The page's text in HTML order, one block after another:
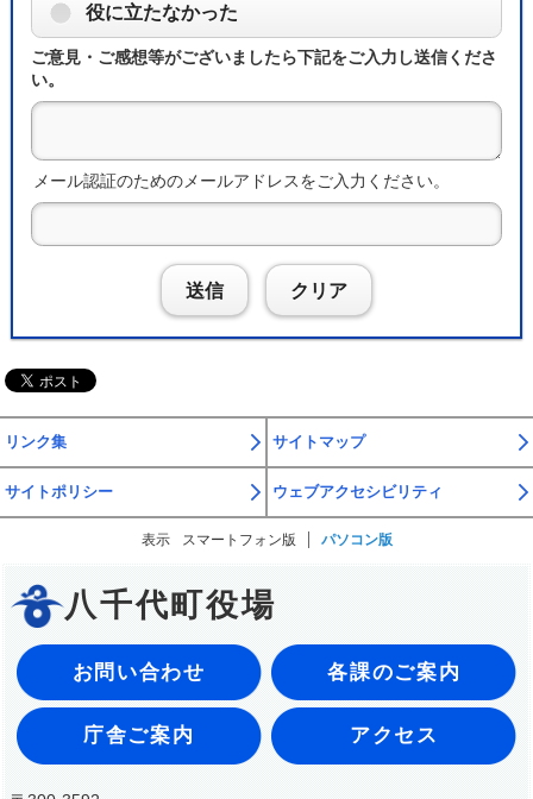
役に立たなかった
ご意見・ご感想等がございましたら下記をご入力し送信くださ
い。
メール認証のためのメールアドレスをご入力ください。
送信 クリア
リンク集 サイトマップ
サイトポリシー ウェブアクセシビリティ
表示 スマートフォン版 パソコン版
八千代町役場
お問い合わせ 各課のご案内
庁舎ご案内 アクセス